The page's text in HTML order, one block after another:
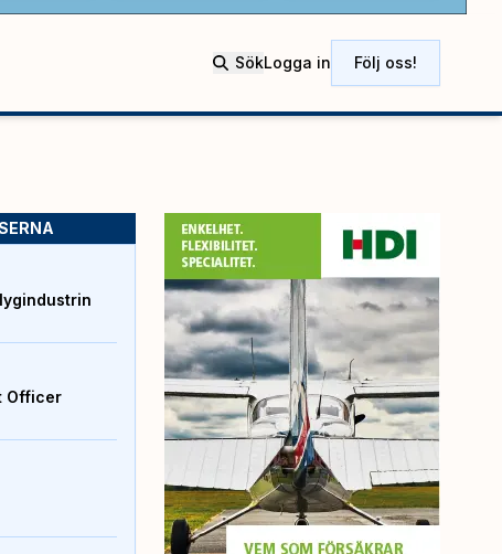
SökLogga in Följ oss!
Officer